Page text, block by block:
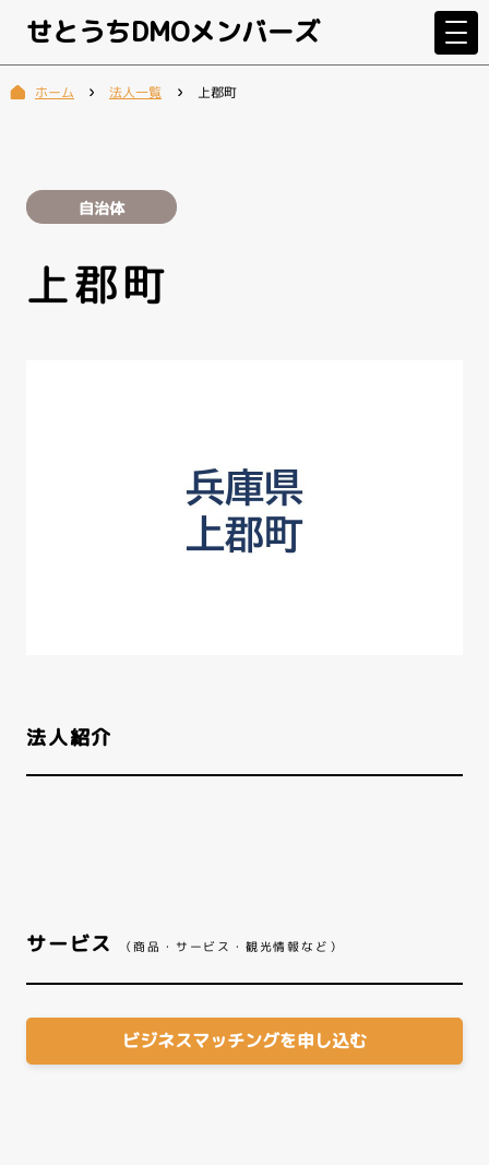
せとうちDMOメンバーズ
ホーム 法人一覧 上郡町
自治体
上郡町
法人紹介
サービス （商品・サービス・観光情報など）
ビジネスマッチングを申し込む